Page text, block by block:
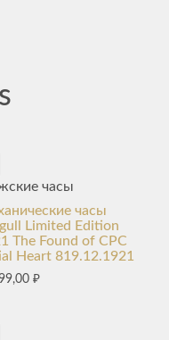
часы
часы
Limited Edition
The Found of CPC
Heart 819.12.1921
₽